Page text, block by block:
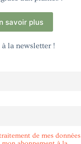
savoir plus
la newsletter !
de mes données